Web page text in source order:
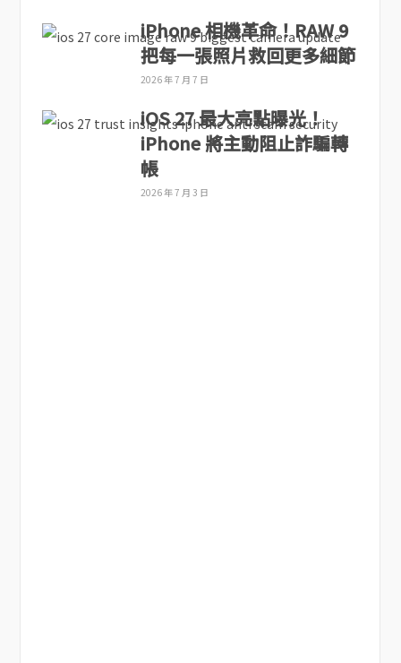
iPhone 相機革命！RAW 9
把每一張照片救回更多細節
2026 年 7 月 7 日
iOS 27 最大亮點曝光！
iPhone 將主動阻止詐騙轉
帳
2026 年 7 月 3 日